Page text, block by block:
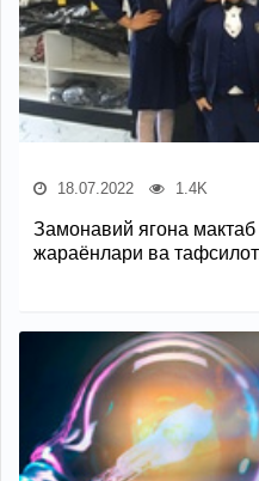
18.07.2022 1.4K
Замонавий ягона
жараёнлари ва